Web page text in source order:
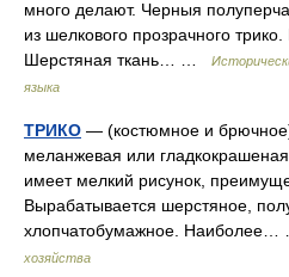
много делают. Черныя
из шелкового прозрачного
Шерстяная ткань… …
языка
ТРИКО — (костюмное и брючное)
меланжевая или
имеет мелкий рисунок,
Вырабатывается шерстяное,
хлопчатобумажное.
хозяйства